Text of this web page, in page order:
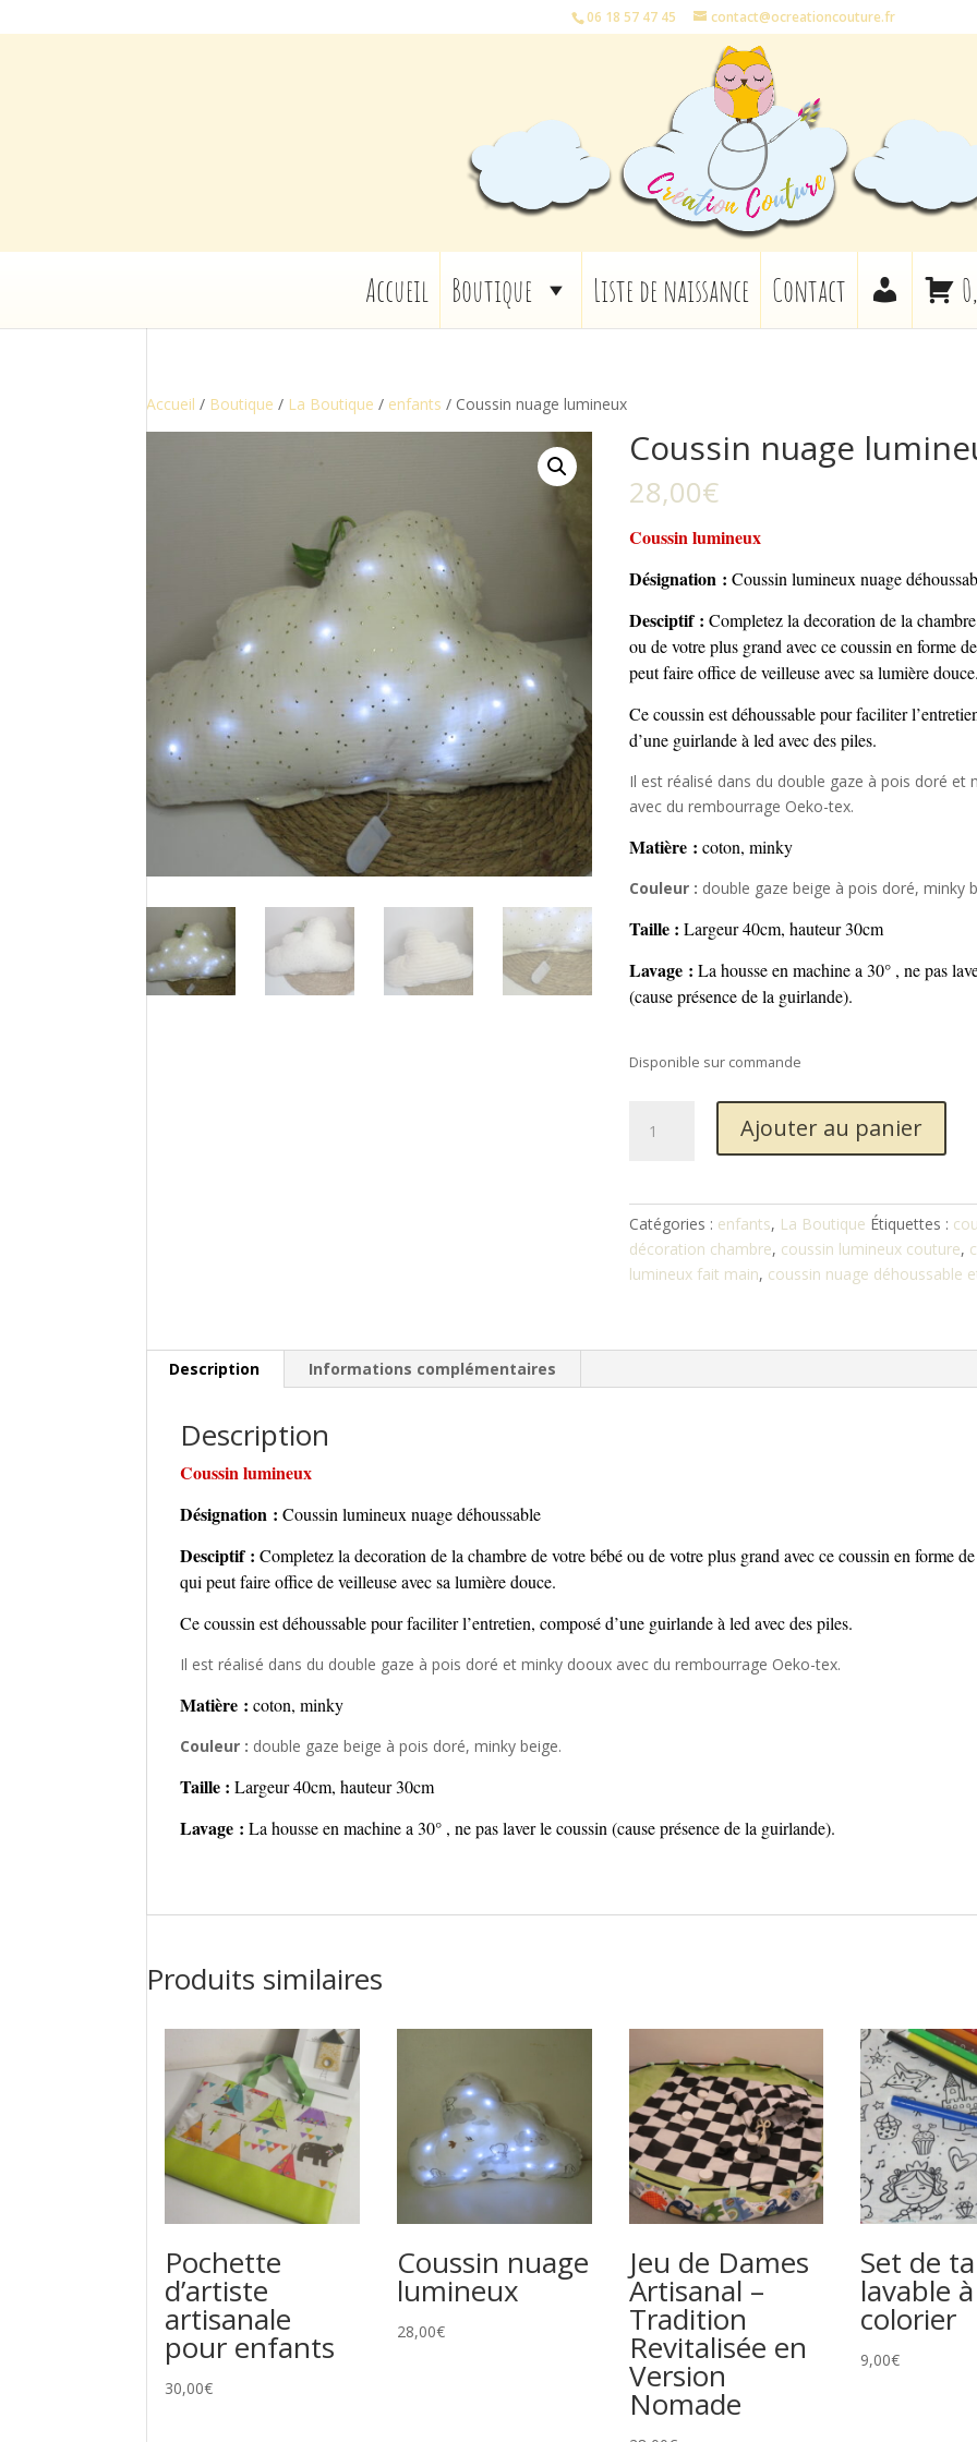
06 18 57 47 45 contact@ocreationcouture.fr
Accueil Boutique Liste de naissance Contact
Accueil / Boutique / La Boutique / enfants / Coussin nuage lumineux
Coussin nuage
28,00€
Coussin lumineux
Désignation : Coussin lumineux nuage
Desciptif : Completez la decoration de la
ou de votre plus grand avec ce coussin en forme
peut faire office de veilleuse avec sa lumière
Ce coussin est déhoussable pour faciliter
d’une guirlande à led avec des piles.
Il est réalisé dans du double gaze à pois doré et
avec du rembourrage Oeko-tex.
Matière : coton, minky
Couleur : double gaze beige à pois doré, minky
Taille : Largeur 40cm, hauteur 30cm
Lavage : La housse en machine a 30° , ne pas
(cause présence de la guirlande).
Disponible sur commande
lumineux
Ajouter au panier
Catégories : enfants, La Boutique Étiquettes :
décoration chambre, coussin lumineux couture,
lumineux fait main, coussin nuage déhoussable
Description Informations complémentaires
Description
Coussin lumineux
Désignation :Coussin lumineux nuage déhoussable
Desciptif : Completez la decoration de la chambre de votre bébé ou de votre plus grand avec ce coussin en forme
qui peut faire office de veilleuse avec sa lumière douce.
Ce coussin est déhoussable pour faciliter l’entretien, composé d’une guirlande à led avec des piles.
Il est réalisé dans du double gaze à pois doré et minky dooux avec du rembourrage Oeko-tex.
Matière :coton, minky
Couleur : double gaze beige à pois doré, minky beige.
Taille :Largeur 40cm, hauteur 30cm
Lavage :La housse en machine a 30° , ne pas laver le coussin (cause présence de la guirlande).
Produits similaires
Pochette
d’artiste
artisanale
pour enfants
30,00€
Coussin nuage
lumineux
28,00€
Jeu de Dames
Artisanal –
Tradition
Revitalisée en
Version
Nomade
Set de
lavable à
colorier
9,00€